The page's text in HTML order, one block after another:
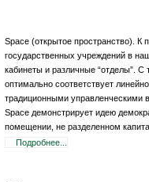
Space (открытое пространство).
государственных учреждений в
кабинеты и различные “отделы”. С
оптимально соответствует
традиционными
Space демонстрирует идею
помещении, не разделенном
Подробнее...